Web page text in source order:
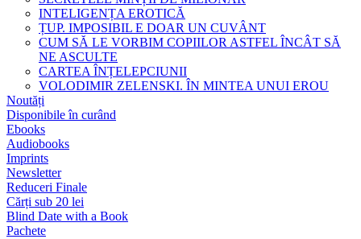
INTELIGENȚA EROTICĂ
ȚUP. IMPOSIBIL E DOAR UN CUVÂNT
CUM SĂ LE VORBIM COPIILOR ASTFEL ÎNCÂT SĂ
NE ASCULTE
CARTEA ÎNȚELEPCIUNII
VOLODIMIR ZELENSKI. ÎN MINTEA UNUI EROU
Noutăți
Disponibile în curând
Ebooks
Audiobooks
Imprints
Newsletter
Reduceri Finale
Cărți sub 20 lei
Blind Date with a Book
Pachete